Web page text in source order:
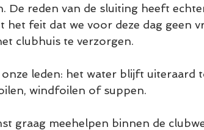
De reden van de sluiting heeft
het feit dat we voor deze dag geen
clubhuis te verzorgen.
leden: het water blijft uiteraard
windfoilen of suppen.
graag meehelpen binnen de